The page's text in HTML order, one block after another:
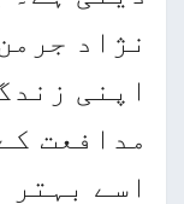
نژاد
اپنی
مدافعت
اسے بہتر